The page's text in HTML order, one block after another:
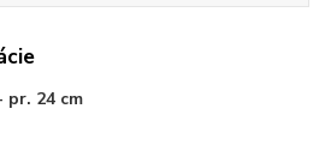
pr. 24 cm